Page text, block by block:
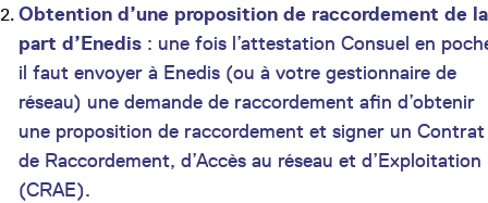
Obtention d’une proposition de raccordement de la
part d’Enedis : une fois l’attestation Consuel en
il faut envoyer à Enedis (ou à votre gestionnaire de
réseau) une demande de raccordement afin d’obtenir
une proposition de raccordement et signer un Contrat
de Raccordement, d’Accès au réseau et d’Exploitation
(CRAE).